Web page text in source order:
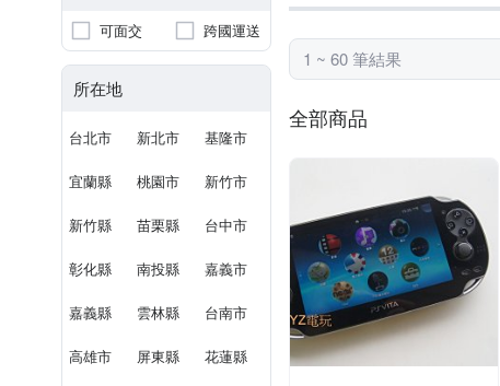
可面交 跨國運送
所在地
台北市 新北市 基隆市
宜蘭縣 桃園市 新竹市
新竹縣 苗栗縣 台中市
彰化縣 南投縣 嘉義市
嘉義縣 雲林縣 台南市
高雄市 屏東縣 花蓮縣
1 ~ 60 筆結果
全部商品